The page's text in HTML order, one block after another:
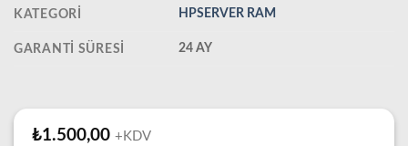
KATEGORI HPSERVER RAM
GARANTI SÜRESI 24 AY
₺1.500,00 +KDV